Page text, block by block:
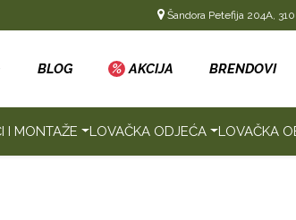
Šandora Petefija 204A,
BLOG % AKCIJA BRENDOVI
I MONTAŽE LOVAČKA ODJEĆA LOVAČKA